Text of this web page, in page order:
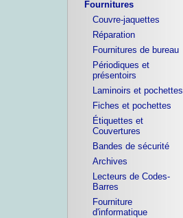
Fournitures
Couvre-jaquettes
Réparation
Fournitures de bureau
Périodiques et
présentoirs
Laminoirs et pochettes
Fiches et pochettes
Étiquettes et
Couvertures
Bandes de sécurité
Archives
Lecteurs de Codes-
Barres
Fourniture
d'informatique